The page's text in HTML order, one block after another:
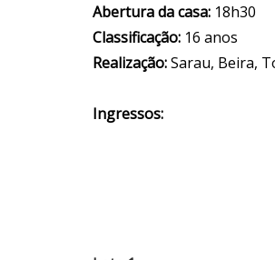
Abertura da casa: 18h30
Classificação: 16 anos
Realização:Sarau, Beira,
Ingressos: